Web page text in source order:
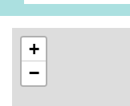
+
−